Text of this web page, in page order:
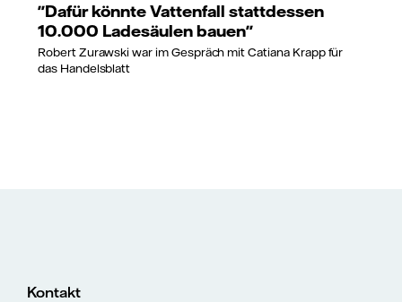
"Dafür könnte Vattenfall stattdessen
10.000 Ladesäulen bauen"
Robert Zurawski war im Gespräch mit Catiana Krapp für
das Handelsblatt
Kontakt